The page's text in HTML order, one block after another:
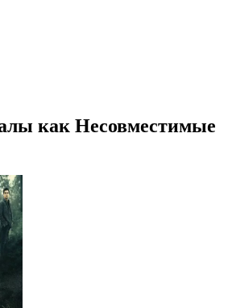
как Несовместимые